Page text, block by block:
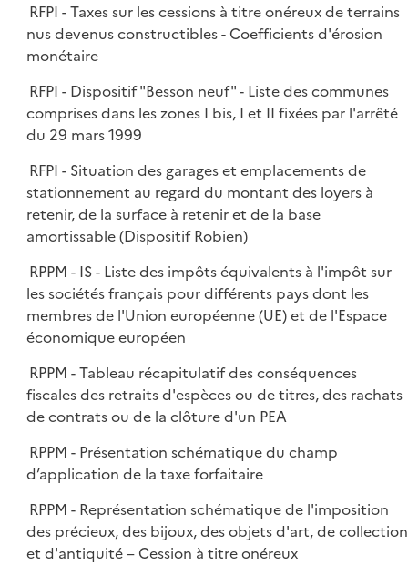
RFPI - Taxes sur les cessions à titre onéreux de terrains
nus devenus constructibles - Coefficients d'érosion
monétaire
RFPI - Dispositif "Besson neuf" - Liste des communes
comprises dans les zones I bis, I et II fixées par l'arrêté
du 29 mars 1999
RFPI - Situation des garages et emplacements de
stationnement au regard du montant des loyers à
retenir, de la surface à retenir et de la base
amortissable (Dispositif Robien)
RPPM - IS - Liste des impôts équivalents à l'impôt sur
les sociétés français pour différents pays dont les
membres de l'Union européenne (UE) et de l'Espace
économique européen
RPPM - Tableau récapitulatif des conséquences
fiscales des retraits d'espèces ou de titres, des rachats
de contrats ou de la clôture d'un PEA
RPPM - Présentation schématique du champ
d’application de la taxe forfaitaire
RPPM - Représentation schématique de l'imposition
des précieux, des bijoux, des objets d'art, de collection
et d'antiquité – Cession à titre onéreux